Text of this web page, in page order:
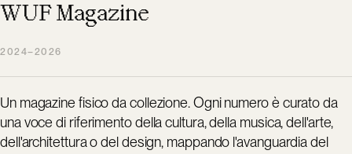
WUF Magazine
2024–2026
Un magazine fisico da collezione. Ogni numero è curato da
una voce di riferimento della cultura, della musica, dell'arte,
dell'architettura o del design, mappando l'avanguardia del